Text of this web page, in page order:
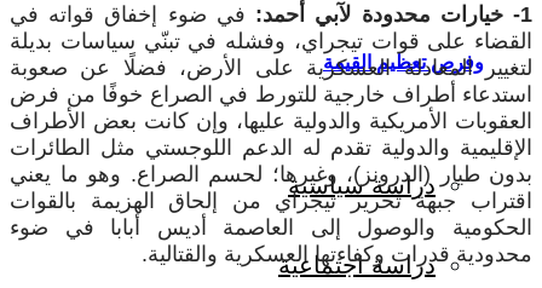
وفرص تعظيم القيمة
دراسة سياسية
دراسة اجتماعية
1- خيارات محدودة لآبي أحمد:
في ضوء إخفاق قواته في
القضاء على قوات تيجراي، وفشله في تبنّي سياسات بديلة
لتغيير المعادلة العسكرية على الأرض، فضلًا عن صعوبة
استدعاء أطراف خارجية للتورط في الصراع خوفًا من فرض
العقوبات الأمريكية والدولية عليها، وإن كانت بعض الأطراف
الإقليمية والدولية تقدم له الدعم اللوجستي مثل الطائرات
بدون طيار (الدرونز)، وغيرها؛ لحسم الصراع. وهو ما يعني
اقتراب جبهة تحرير تيجراي من إلحاق الهزيمة بالقوات
الحكومية والوصول إلى العاصمة أديس أبابا في ضوء
محدودية قدرات وكفاءتها العسكرية والقتالية.